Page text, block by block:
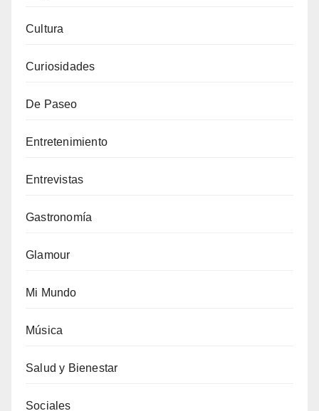
Cultura
Curiosidades
De Paseo
Entretenimiento
Entrevistas
Gastronomía
Glamour
Mi Mundo
Música
Salud y Bienestar
Sociales